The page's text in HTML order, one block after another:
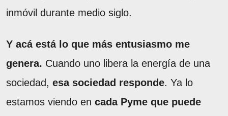
inmóvil durante medio siglo.
Y acá está lo que más entusiasmo me
genera. Cuando uno libera la energía de una
sociedad, esa sociedad responde. Ya lo
estamos viendo en cada Pyme que puede